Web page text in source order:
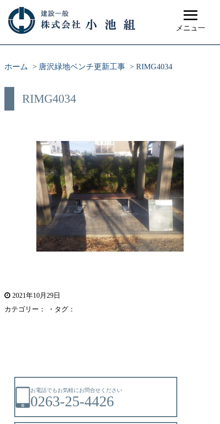
≡
メニュ一
ホーム > 唐沢緑地ベンチ更新工事 > RIMG4034
RIMG4034
2021年10月29日
カテゴリー： ・タグ：
お電話でもお気軽にお問合せください
0263-25-4426